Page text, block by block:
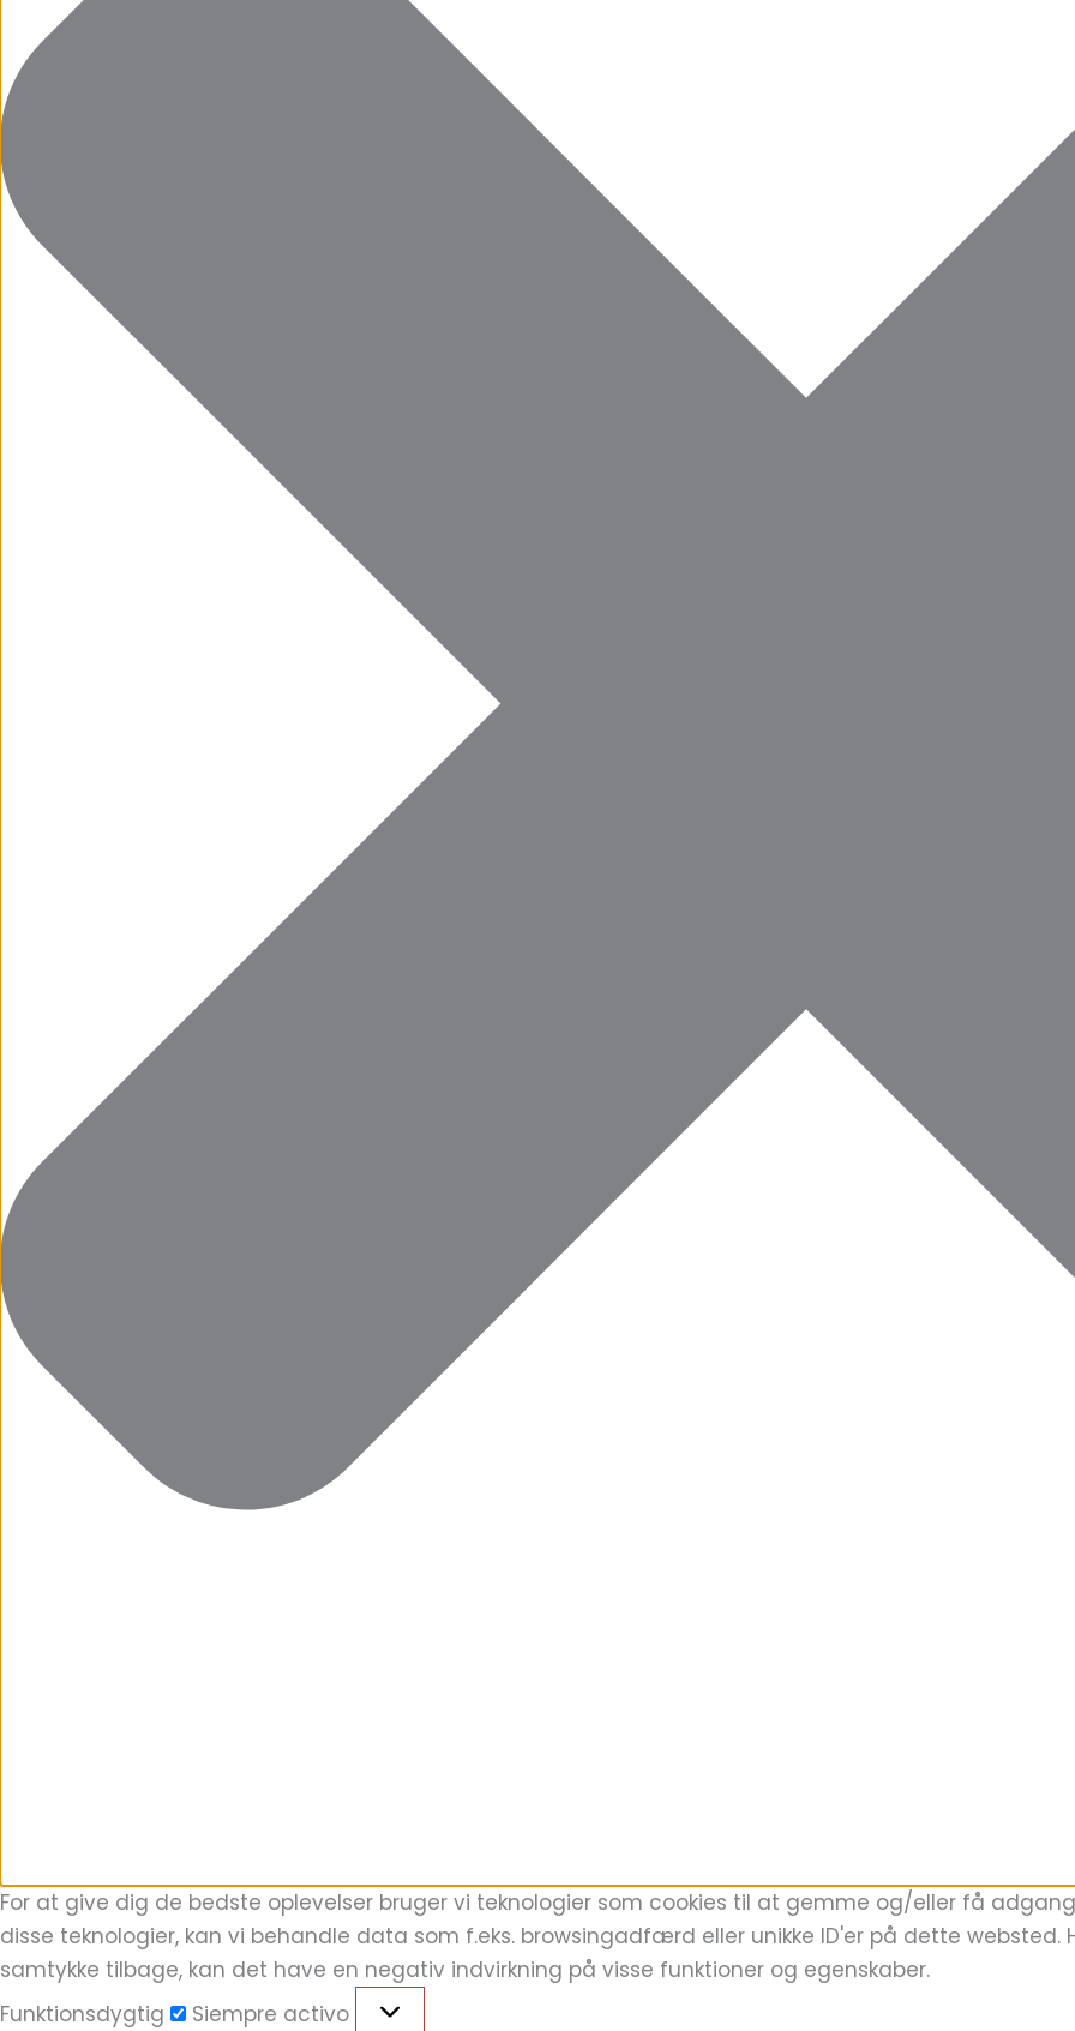
For at give dig de bedste oplevelser bruger vi teknologier som cookies til at gemme og/eller få
disse teknologier, kan vi behandle data som f.eks. browsingadfærd eller unikke ID'er på dette
samtykke tilbage, kan det have en negativ indvirkning på visse funktioner og egenskaber.
Funktionsdygtig
Siempre activo